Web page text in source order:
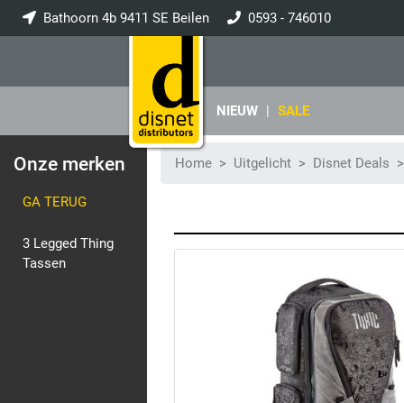
Bathoorn 4b 9411 SE Beilen 0593 - 746010
NIEUW | SALE
Onze merken
GA TERUG
3 Legged Thing
Tassen
Home Uitgelicht Disnet Deals